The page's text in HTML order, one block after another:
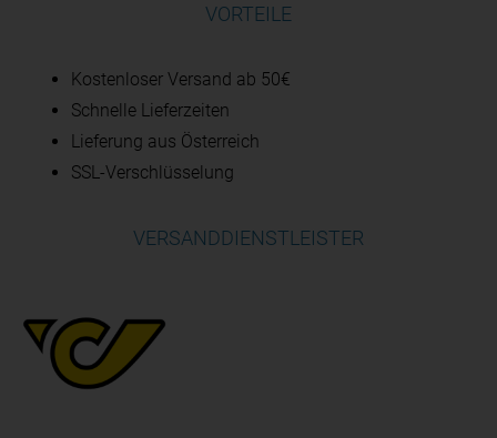
VORTEILE
Kostenloser Versand ab 50€
Schnelle Lieferzeiten
Lieferung aus Österreich
SSL-Verschlüsselung
VERSANDDIENSTLEISTER